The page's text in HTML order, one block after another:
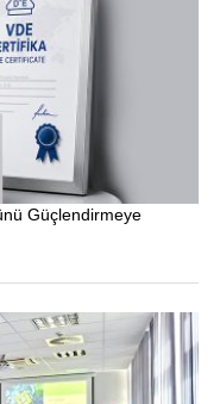
Güçlendirmeye